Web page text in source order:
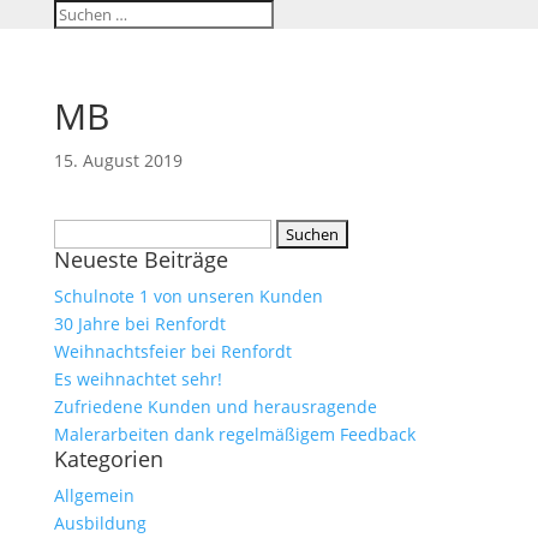
MB
15. August 2019
nach:
Neueste Beiträge
Schulnote 1 von unseren Kunden
30 Jahre bei Renfordt
Weihnachtsfeier bei Renfordt
Es weihnachtet sehr!
Zufriedene Kunden und herausragende
Malerarbeiten dank regelmäßigem Feedback
Kategorien
Allgemein
Ausbildung